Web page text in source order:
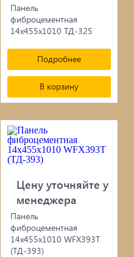
Панель
фиброцементная
14х455х1010 ТД-325
Подробнее
В корзину
Цену уточняйте у
менеджера
Панель
фиброцементная
14х455х1010 WFX393T
(ТД-393)